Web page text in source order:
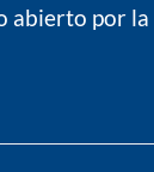
abierto por